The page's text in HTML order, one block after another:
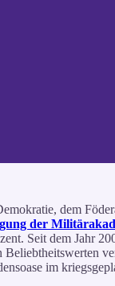
dem
der
Seit dem Jahr
Beliebtheitswerten
im